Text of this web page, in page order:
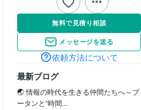
無料で見積り相談
メッセージを送る
依頼方法について
最新ブログ
🌏 情報の時代を生きる仲間たちへ～ブ
ータンと“時間...